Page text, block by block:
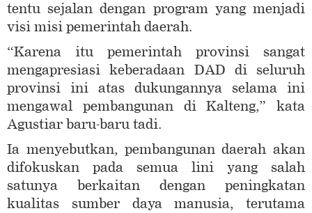
tentu sejalan dengan program yang menjadi
visi misi pemerintah daerah.
“Karena itu pemerintah provinsi sangat
mengapresiasi keberadaan DAD di seluruh
provinsi ini atas dukungannya selama ini
mengawal pembangunan di Kalteng,” kata
Agustiar baru-baru tadi.
Ia menyebutkan, pembangunan daerah akan
difokuskan pada semua lini yang salah
satunya berkaitan dengan peningkatan
kualitas sumber daya manusia, terutama